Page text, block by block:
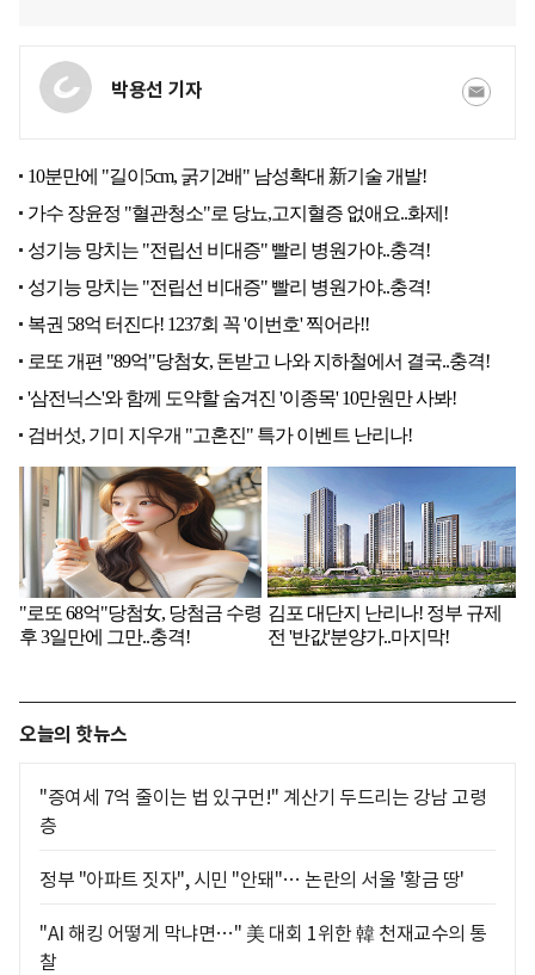
박용선 기자
오늘의 핫뉴스
"증여세 7억 줄이는 법 있구먼!" 계산기 두드리는 강남 고령
층
정부 "아파트 짓자", 시민 "안돼"… 논란의 서울 '황금 땅'
"AI 해킹 어떻게 막냐면…" 美 대회 1위한 韓 천재교수의 통
찰